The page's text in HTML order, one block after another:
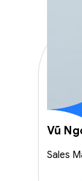
Vũ
Sales